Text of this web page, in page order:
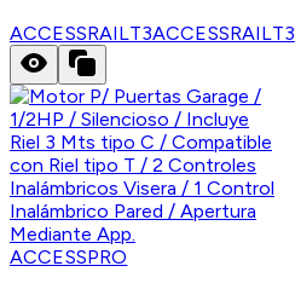
ACCESSRAILT3ACCESSRAILT3
ACCESSPRO